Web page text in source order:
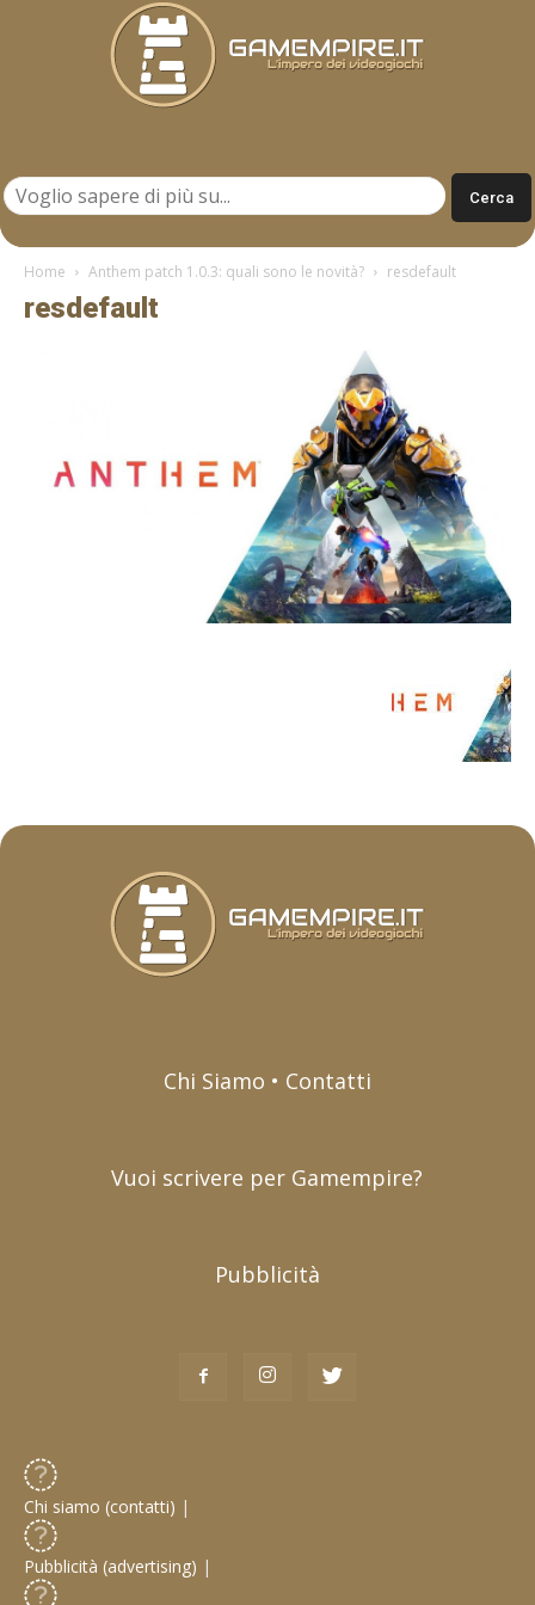
Home Anthem patch 1.0.3: quali sono le novità? resdefault
resdefault
Chi Siamo • Contatti
Vuoi scrivere per Gamempire?
Pubblicità
Chi siamo (contatti) |
Pubblicità (advertising) |